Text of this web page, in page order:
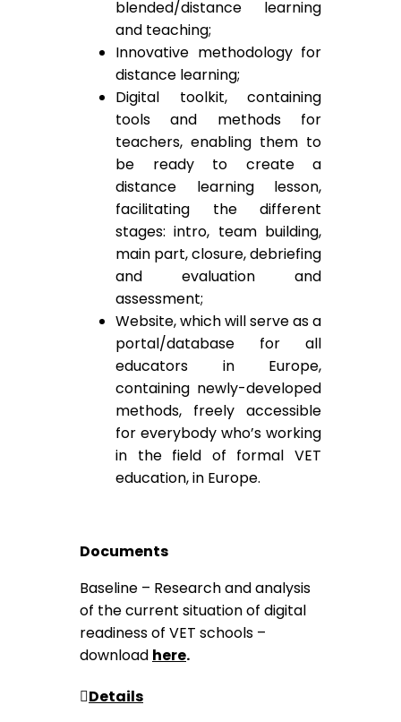
blended/distance learning
and teaching;
Innovative methodology for
distance learning;
Digital toolkit, containing
tools and methods for
teachers, enabling them to
be ready to create a
distance learning lesson,
facilitating the different
stages: intro, team building,
main part, closure, debriefing
and evaluation and
assessment;
Website, which will serve as a
portal/database for all
educators in Europe,
containing newly-developed
methods, freely accessible
for everybody who’s working
in the field of formal VET
education, in Europe.
Documents
Baseline – Research and analysis
of the current situation of digital
readiness of VET schools –
download here.
Details